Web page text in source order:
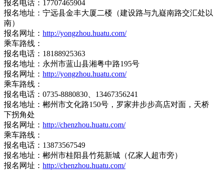
报名电话：17707465904
报名地址：宁远县金丰大厦二楼（建设路与九嶷南路交汇处以
南）
报名网址： http://yongzhou.huatu.com/
乘车路线：
报名电话：18188925363
报名地址：永州市蓝山县湘粤中路195号
报名网址： http://yongzhou.huatu.com/
乘车路线：
报名电话：0735-8880830、13467356241
报名地址：郴州市文化路150号，罗家井步步高店对面，天桥
下拐角处
报名网址： http://chenzhou.huatu.com/
乘车路线：
报名电话：13873567549
报名地址：郴州市桂阳县竹苑新城（亿家人超市旁）
报名网址： http://chenzhou.huatu.com/